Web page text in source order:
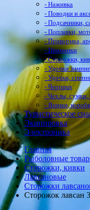
- Наживка
- Поводки и
- Подсачники,
- Поплавки,
- Прикормка,
- Приманки
- Сторожки,
- Удочки
- Удочки,
- Черпаки
- Чехлы,
- Ящики,
Туристическое
Экипировка
Электроника
Главная
Рыболовные
Сторожки, кивки
Лавсановые
Сторожки
Сторожок лавсан